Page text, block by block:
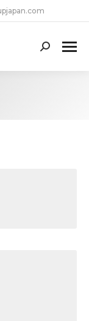
Search: